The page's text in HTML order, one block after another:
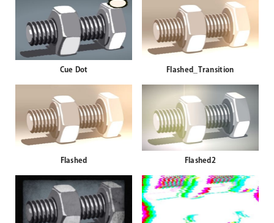
Cue Dot Flashed_Transition
Flashed Flashed2